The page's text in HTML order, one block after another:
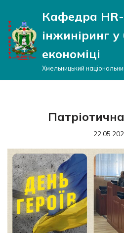
Перейти
до
вмісту
Кафедра HR-
інжиніринг у
економіці
Хмельницький